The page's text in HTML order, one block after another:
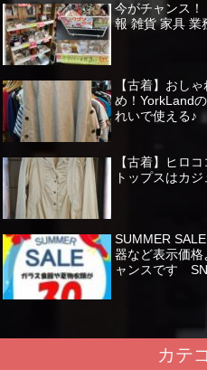
今がチャンス
報 雑貨 家具 業
【古着】おし
め！YorkLand
れいで使える♪
【古着】ヒロ
トップスはカ
SUMMER
器など表示価
ャンスです
カテ